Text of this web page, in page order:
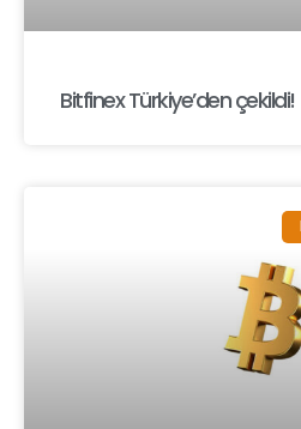
Bitfinex Türkiye’den çekildi!